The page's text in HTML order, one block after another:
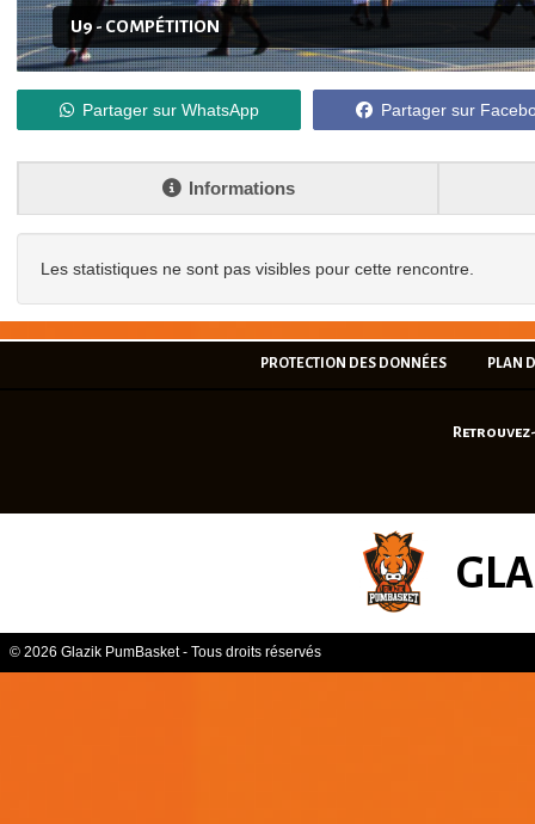
U9 - COMPÉTITION
Partager sur WhatsApp Partager sur
Informations
Les statistiques ne sont pas visibles pour cette rencontre.
PROTECTION DES DONNÉES PLAN
© 2026 Glazik PumBasket - Tous droits réservés